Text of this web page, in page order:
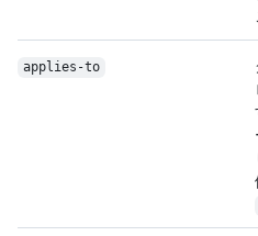
applies-to